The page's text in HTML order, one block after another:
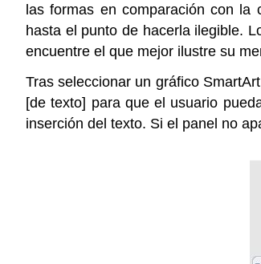
las formas en comparación con la
hasta el punto de hacerla ilegible.
encuentre el que mejor ilustre su
Tras seleccionar un gráfico
[de texto] para que el usuario
inserción del texto. Si el panel no